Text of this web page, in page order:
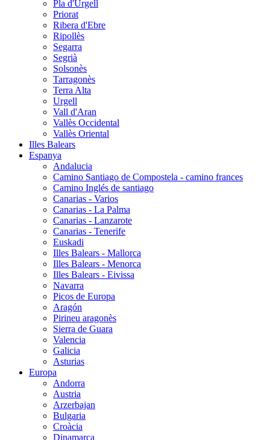
Pla d'Urgell
Priorat
Ribera d'Ebre
Ripollès
Segarra
Segrià
Solsonès
Tarragonès
Terra Alta
Urgell
Vall d'Aran
Vallès Occidental
Vallès Oriental
Illes Balears
Espanya
Andalucia
Camino Santiago de Compostela - camino frances
Camino Inglés de santiago
Canarias - Varios
Canarias - La Palma
Canarias - Lanzarote
Canarias - Tenerife
Euskadi
Illes Balears - Mallorca
Illes Balears - Menorca
Illes Balears - Eivissa
Navarra
Picos de Europa
Aragón
Pirineu aragonès
Sierra de Guara
Valencia
Galicia
Asturias
Europa
Andorra
Austria
Arzerbajan
Bulgaria
Croàcia
Dinamarca